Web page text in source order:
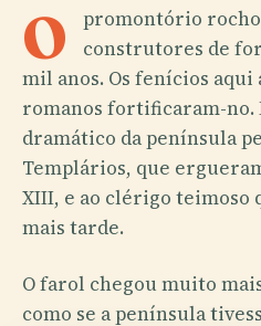
O
promontório
construtores de
mil anos. Os fenícios aqui
romanos fortificaram-no.
dramático da península
Templários, que
XIII, e ao clérigo teimoso
mais tarde.
O farol chegou muito
como se a península